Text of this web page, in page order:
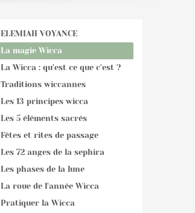
ELEMIAH VOYANCE
La magie Wicca
La Wicca : qu'est ce que c'est ?
Traditions wiccannes
Les 13 principes wicca
Les 5 éléments sacrés
Fêtes et rites de passage
Les 72 anges de la sephira
Les phases de la lune
La roue de l'année Wicca
Pratiquer la Wicca